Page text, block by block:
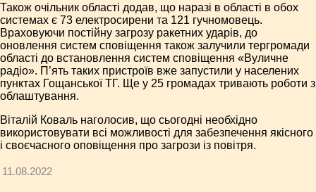
Також очільник області додав, що наразі в області в обох
системах є 73 електросирени та 121 гучномовець.
Враховуючи постійну загрозу ракетних ударів, до
оновлення систем сповіщення також залучили тергромади
області до встановлення систем сповіщення «Вуличне
радіо». П’ять таких пристроїв вже запустили у населених
пунктах Гощанської ТГ. Ще у 25 громадах тривають роботи з
облаштування.
Віталій Коваль наголосив, що сьогодні необхідно
використовувати всі можливості для забезпечення якісного
і своєчасного оповіщення про загрози із повітря.
11.08.2022